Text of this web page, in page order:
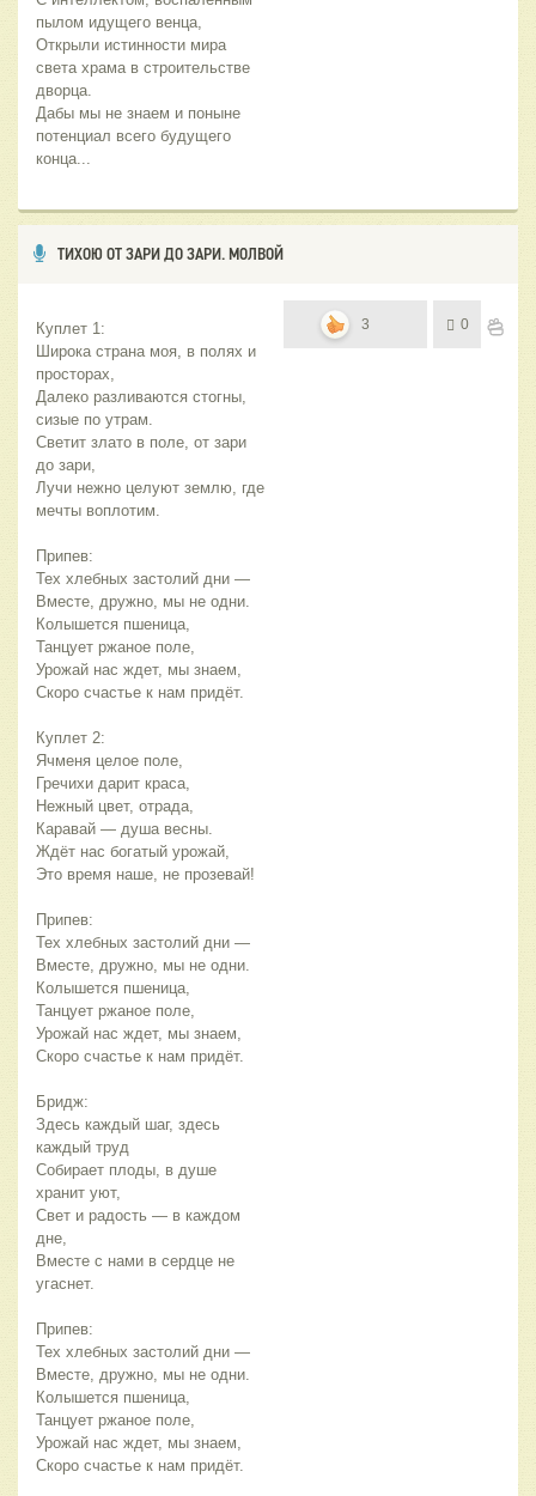
пылом идущего венца,
Открыли истинности мира
света храма в строительстве
дворца.
Дабы мы не знаем и поныне
потенциал всего будущего
конца...
ТИХОЮ ОТ ЗАРИ ДО ЗАРИ. МОЛВОЙ
Куплет 1:
Широка страна моя, в полях и
просторах,
Далеко разливаются стогны,
сизые по утрам.
Светит злато в поле, от зари
до зари,
Лучи нежно целуют землю, где
мечты воплотим.
Припев:
Тех хлебных застолий дни —
Вместе, дружно, мы не одни.
Колышется пшеница,
Танцует ржаное поле,
Урожай нас ждет, мы знаем,
Скоро счастье к нам придёт.
Куплет 2:
Ячменя целое поле,
Гречихи дарит краса,
Нежный цвет, отрада,
Каравай — душа весны.
Ждёт нас богатый урожай,
Это время наше, не прозевай!
Припев:
Тех хлебных застолий дни —
Вместе, дружно, мы не одни.
Колышется пшеница,
Танцует ржаное поле,
Урожай нас ждет, мы знаем,
Скоро счастье к нам придёт.
Бридж:
Здесь каждый шаг, здесь
каждый труд
Собирает плоды, в душе
хранит уют,
Свет и радость — в каждом
дне,
Вместе с нами в сердце не
угаснет.
Припев:
Тех хлебных застолий дни —
Вместе, дружно, мы не одни.
Колышется пшеница,
Танцует ржаное поле,
Урожай нас ждет, мы знаем,
Скоро счастье к нам придёт.
3 0